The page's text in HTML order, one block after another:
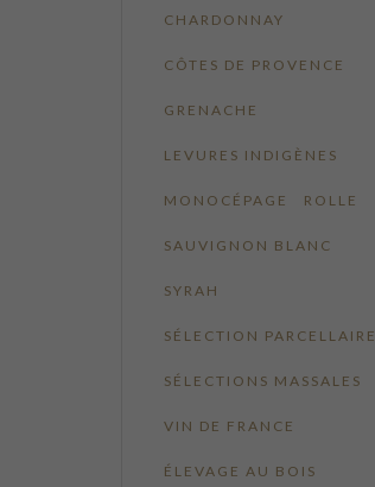
CHARDONNAY
CÔTES DE PROVENCE
GRENACHE
LEVURES INDIGÈNES
MONOCÉPAGE ROLLE
SAUVIGNON BLANC
SYRAH
SÉLECTION PARCELLAIRE
SÉLECTIONS MASSALES
VIN DE FRANCE
ÉLEVAGE AU BOIS